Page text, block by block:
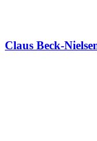
Claus Beck-